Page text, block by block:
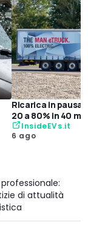
Ricarica in pausa:
20 a 80% in 40 min
InsideEVs.it
6 ago
di attualità